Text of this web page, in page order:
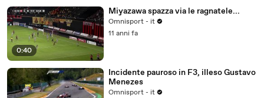
0:40
Miyazawa spazza via le ragnatele...
Omnisport - it
11 anni fa
Incidente pauroso in F3, illeso Gustavo
Menezes
Omnisport - it